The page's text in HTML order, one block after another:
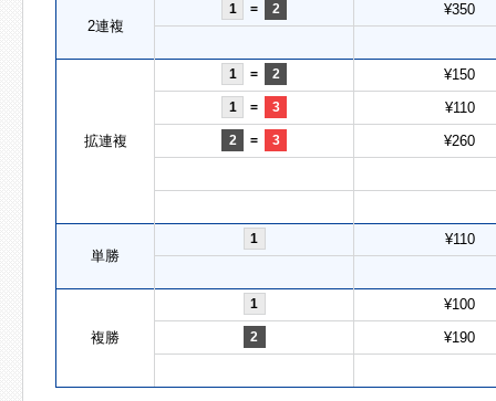
2連複
1 = 2 ¥350
拡連複
1 = 2 ¥150
1 = 3 ¥110
2 = 3 ¥260
単勝
1 ¥110
複勝
1 ¥100
2 ¥190